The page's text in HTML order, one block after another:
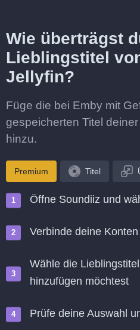
Wie überträgst
Lieblingstitel
Jellyfin?
Füge die bei Emby mit
gespeicherten Titel
hinzu.
Premium Titel
Öffne Soundiiz und
Verbinde deine
Wähle die
hinzufügen möchtest
Prüfe deine Auswahl